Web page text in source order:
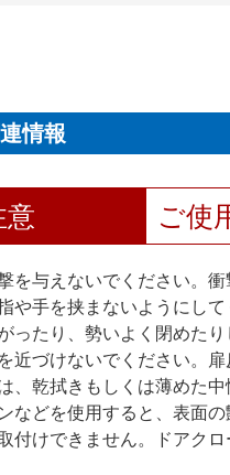
情報
意 ご使
与えないでください。衝
手を挟まないようにして
たり、勢いよく閉めたり
づけないでください。扉
、乾拭きもしくは薄めた中
などを使用すると、表面
付けできません。ドアク